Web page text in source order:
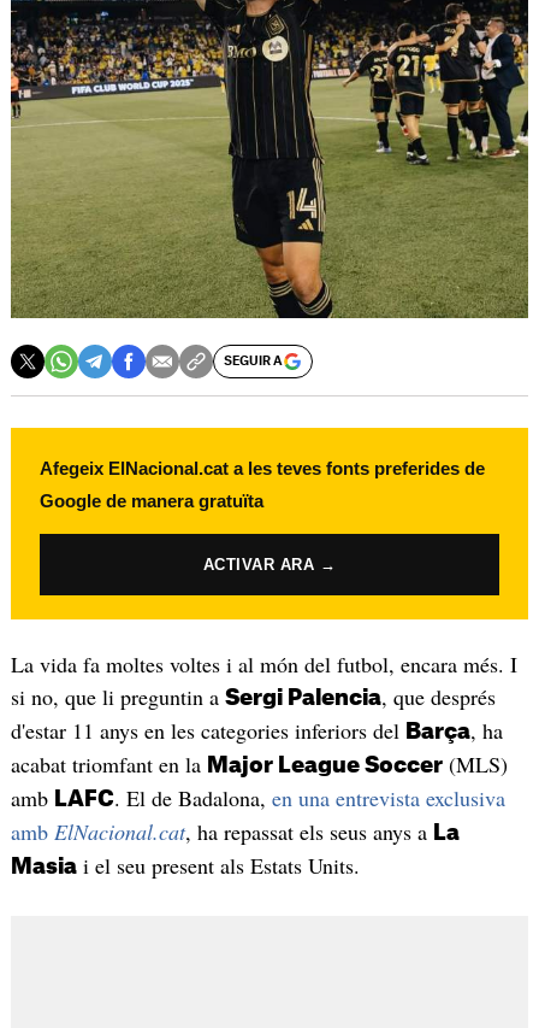
SEGUIR A
Afegeix ElNacional.cat a les teves fonts preferides de
Google de manera gratuïta
ACTIVAR ARA →
La vida fa moltes voltes i al món del futbol, encara més. I
si no, que li preguntin a Sergi Palencia, que després
d'estar 11 anys en les categories inferiors del Barça, ha
acabat triomfant en la Major League Soccer(MLS)
amb LAFC. El de Badalona, en una entrevista exclusiva
amb ElNacional.cat, ha repassat els seus anys a La
Masiai el seu present als Estats Units.